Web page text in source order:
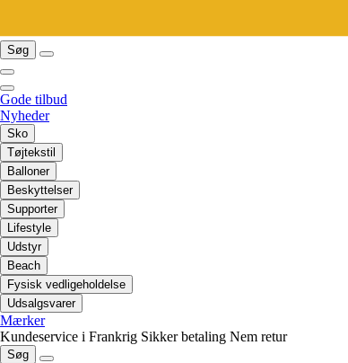
Søg
Gode tilbud
Nyheder
Sko
Tøjtekstil
Balloner
Beskyttelser
Supporter
Lifestyle
Udstyr
Beach
Fysisk vedligeholdelse
Udsalgsvarer
Mærker
Kundeservice i Frankrig Sikker betaling Nem retur
Søg